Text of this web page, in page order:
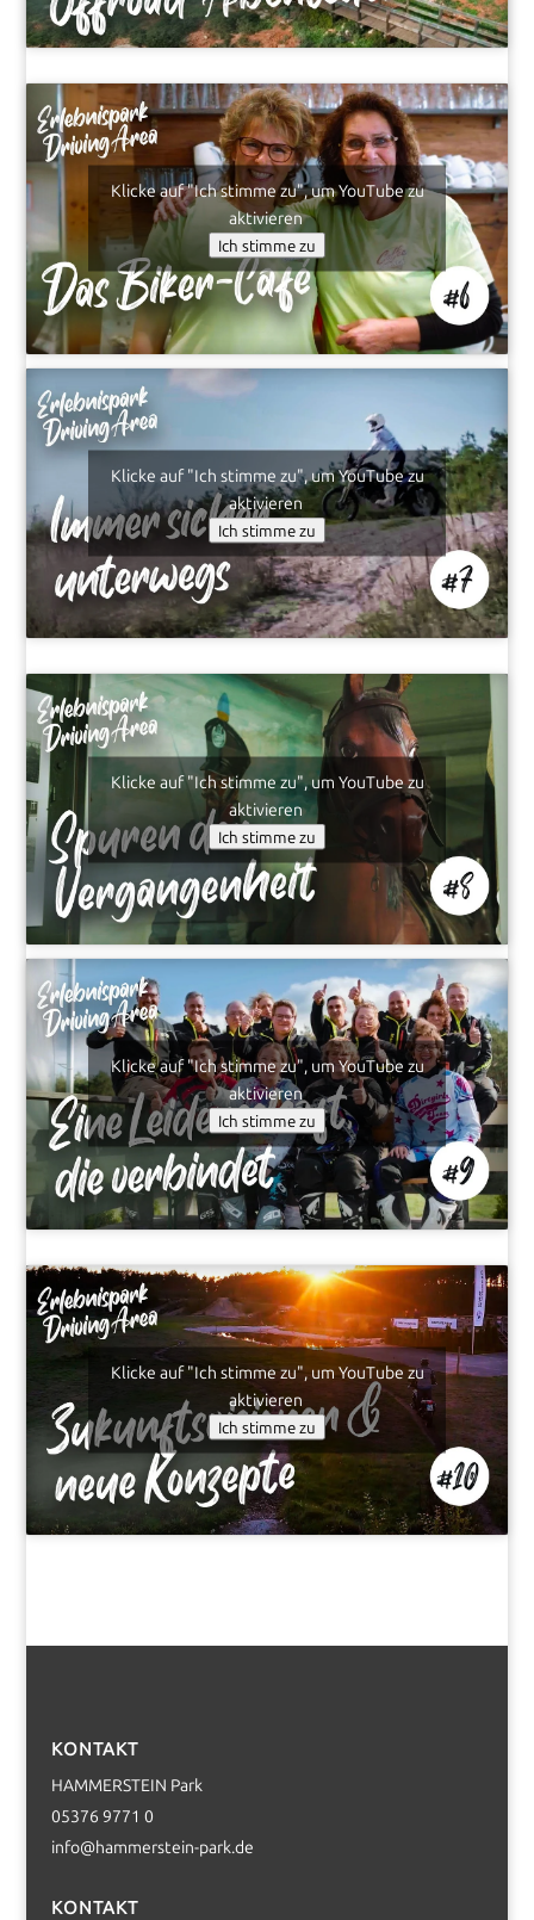
Klicke auf "Ich stimme zu", um YouTube zu
aktivieren
Ich stimme zu
Klicke auf "Ich stimme zu", um YouTube zu
aktivieren
Ich stimme zu
Klicke auf "Ich stimme zu", um YouTube zu
aktivieren
Ich stimme zu
Klicke auf "Ich stimme zu", um YouTube zu
aktivieren
Ich stimme zu
Klicke auf "Ich stimme zu", um YouTube zu
aktivieren
Ich stimme zu
KONTAKT
HAMMERSTEIN Park
05376 9771 0
info@hammerstein-park.de
KONTAKT